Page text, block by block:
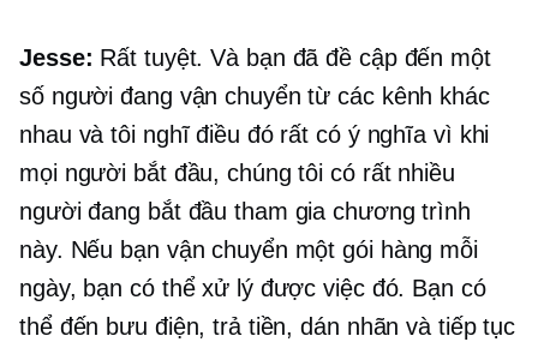
Jesse: Rất tuyệt. Và bạn đã đề cập đến một
số người đang vận chuyển từ các kênh khác
nhau và tôi nghĩ điều đó rất có ý nghĩa vì khi
mọi người bắt đầu, chúng tôi có rất nhiều
người đang bắt đầu tham gia chương trình
này. Nếu bạn vận chuyển một gói hàng mỗi
ngày, bạn có thể xử lý được việc đó. Bạn có
thể đến bưu điện, trả tiền, dán nhãn và tiếp tục